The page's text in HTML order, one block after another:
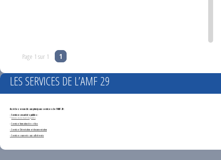
Page 1 sur 1 1
LES SERVICES DE L’AMF 29
Accédez en un clic aux principaux services de l'AMF 29 :
- Services marchés publics :
*Annonces de marchés publics
-Service formation des élus
- Service Orientation et documentation
- Services ouverts aux adhérents